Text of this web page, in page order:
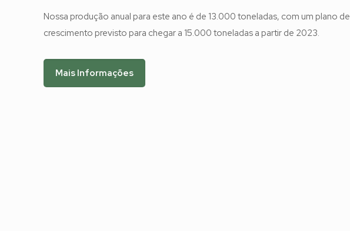
Nossa produção anual para este ano é de 13.000 toneladas, com um plano de
crescimento previsto para chegar a 15.000 toneladas a partir de 2023.
Mais Informações